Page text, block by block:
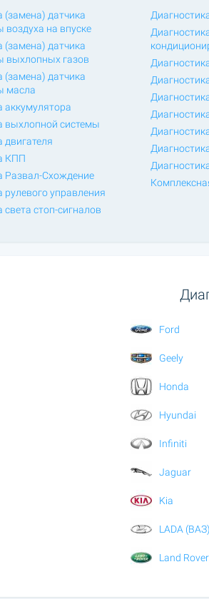
(замена) датчика
воздуха на впуске
(замена) датчика
выхлопных газов
(замена) датчика
масла
аккумулятора
выхлопной системы
двигателя
КПП
Развал-Схождение
рулевого управления
света стоп-сигналов
Ford
Geely
Honda
Hyundai
Infiniti
Jaguar
Kia
LADA (ВАЗ)
Land Rover